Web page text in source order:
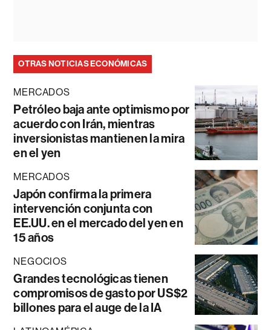
OTRAS NOTICIAS ECONÓMICAS
MERCADOS
Petróleo baja ante optimismo por
acuerdo con Irán, mientras
inversionistas mantienen la mira
en el yen
MERCADOS
Japón confirma la primera
intervención conjunta con
EE.UU. en el mercado del yen en
15 años
NEGOCIOS
Grandes tecnológicas tienen
compromisos de gasto por US$2
billones para el auge de la IA